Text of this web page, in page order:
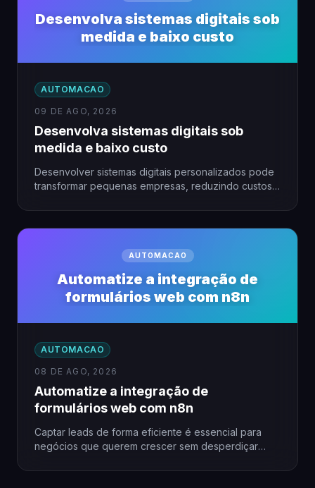
Desenvolva sistemas digitais sob
medida e baixo custo
AUTOMACAO
09 DE AGO, 2026
Desenvolva sistemas digitais sob
medida e baixo custo
Desenvolver sistemas digitais personalizados pode
transformar pequenas empresas, reduzindo custos
inacessível…
AUTOMACAO
Automatize a integração de
formulários web com n8n
AUTOMACAO
08 DE AGO, 2026
Automatize a integração de
formulários web com n8n
Captar leads de forma eficiente é essencial para
negócios que querem crescer sem desperdiçar